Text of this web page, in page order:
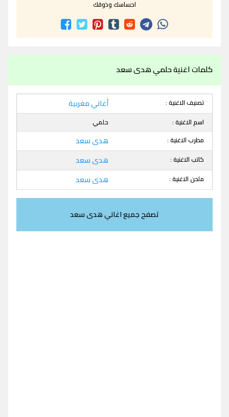
احساسك وذوقك
كلمات اغنية حلمي هدى سعد
تصنيف الاغنية : أغاني مغربية
اسم الاغنية :
حلمي
مطرب الاغنية :
هدى سعد
كاتب الاغنية : هدى سعد
ملحن الاغنية : هدى سعد
تصفح جميع اغاني هدى سعد